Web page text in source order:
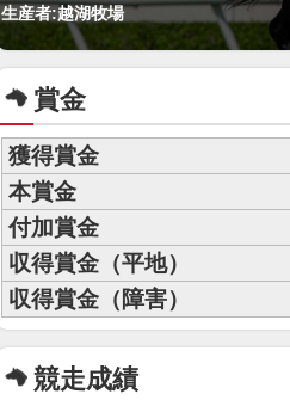
生産者:越湖牧場
賞金
獲得賞金
本賞金
付加賞金
収得賞金（平地）
収得賞金（障害）
競走成績